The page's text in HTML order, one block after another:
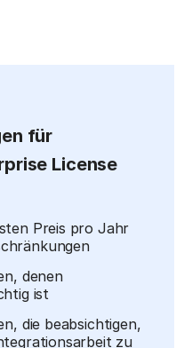
für
License
Preis pro Jahr
denen
ist
die beabsichtigen,
zu